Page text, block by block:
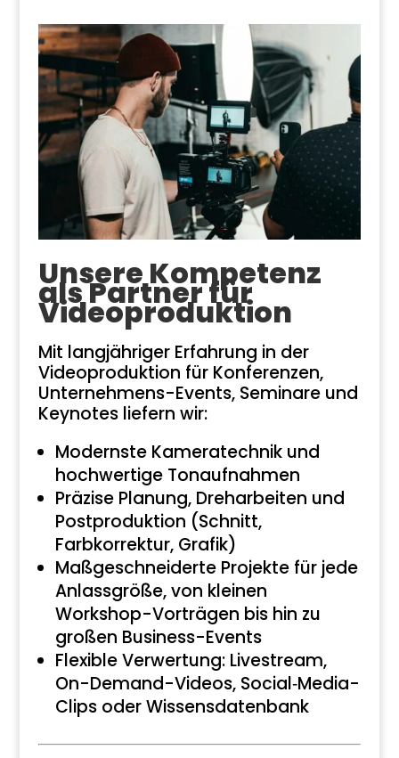
Unsere Kompetenz
als Partner für
Videoproduktion
Mit langjähriger Erfahrung in der
Videoproduktion für Konferenzen,
Unternehmens-Events, Seminare und
Keynotes liefern wir:
Modernste Kameratechnik und
hochwertige Tonaufnahmen
Präzise Planung, Dreharbeiten und
Postproduktion (Schnitt,
Farbkorrektur, Grafik)
Maßgeschneiderte Projekte für jede
Anlassgröße, von kleinen
Workshop-Vorträgen bis hin zu
großen Business-Events
Flexible Verwertung: Livestream,
On-Demand-Videos, Social‑Media-
Clips oder Wissensdatenbank